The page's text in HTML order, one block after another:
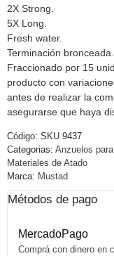
2X Strong.
5X Long.
Fresh water.
Terminación bronceada.
Fraccionado por 15
producto con
antes de realizar la
asegurarse que haya
Código: SKU 9437
Categorias: Anzuelos
Materiales de Atado
Marca: Mustad
Métodos de pago
MercadoPago
Comprá con dinero en